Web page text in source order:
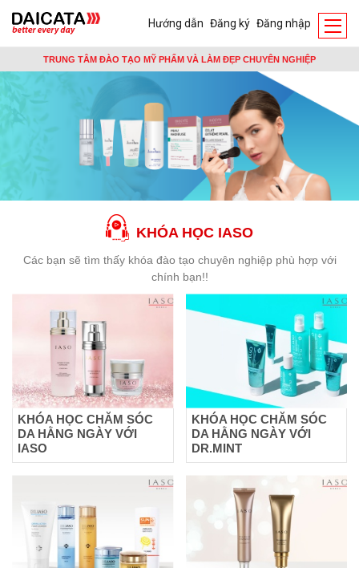
TRUNG TÂM ĐÀO TẠO MỸ PHẨM VÀ LÀM ĐẸP CHUYÊN NGHIỆP
Hướng dẫn Đăng ký Đăng nhập
KHÓA HỌC IASO
Các bạn sẽ tìm thấy khóa đào tạo chuyên nghiệp phù hợp với
chính bạn!!
KHÓA HỌC CHĂM SÓC
DA HẰNG NGÀY VỚI
IASO
KHÓA HỌC CHĂM SÓC
DA HẰNG NGÀY VỚI
DR.MINT